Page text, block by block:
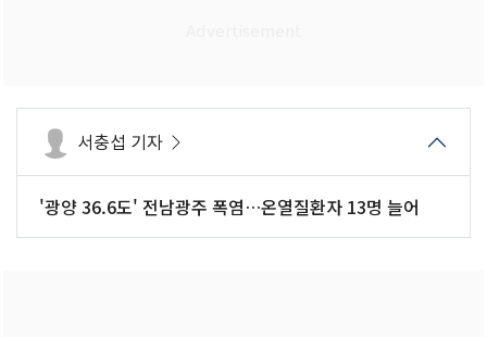
서충섭 기자
'광양 36.6도' 전남광주 폭염…온열질환자 13명 늘어